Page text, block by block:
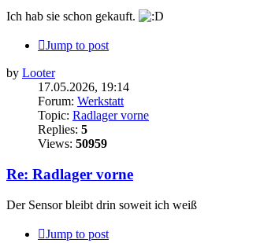
Ich hab sie schon gekauft.
Jump to post
by Looter
17.05.2026, 19:14
Forum: Werkstatt
Topic: Radlager vorne
Replies: 5
Views: 50959
Re: Radlager vorne
Der Sensor bleibt drin soweit ich weiß
Jump to post